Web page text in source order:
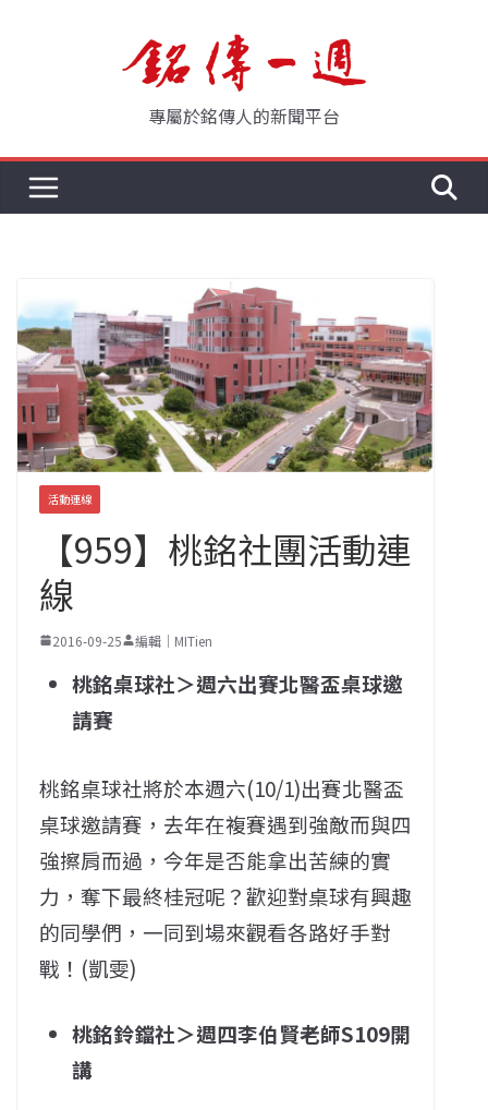
專屬於銘傳人的新聞平台
活動連線
【959】桃銘社團活動連
線
2016-09-25 編輯｜MITien
桃銘桌球社＞週六出賽北醫盃桌球邀
請賽
桃銘桌球社將於本週六(10/1)出賽北醫盃
桌球邀請賽，去年在複賽遇到強敵而與四
強擦肩而過，今年是否能拿出苦練的實
力，奪下最終桂冠呢？歡迎對桌球有興趣
的同學們，一同到場來觀看各路好手對
戰！(凱雯)
桃銘鈴鐺社＞週四李伯賢老師S109開
講